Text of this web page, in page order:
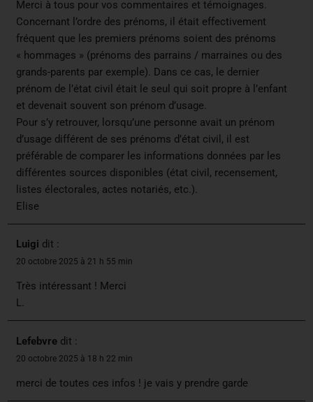
Merci à tous pour vos commentaires et témoignages.
Concernant l’ordre des prénoms, il était effectivement
fréquent que les premiers prénoms soient des prénoms
« hommages » (prénoms des parrains / marraines ou des
grands-parents par exemple). Dans ce cas, le dernier
prénom de l’état civil était le seul qui soit propre à l’enfant
et devenait souvent son prénom d’usage.
Pour s’y retrouver, lorsqu’une personne avait un prénom
d’usage différent de ses prénoms d’état civil, il est
préférable de comparer les informations données par les
différentes sources disponibles (état civil, recensement,
listes électorales, actes notariés, etc.).
Elise
Luigi dit :
20 octobre 2025 à 21 h 55 min
Très intéressant ! Merci
L.
Lefebvre dit :
20 octobre 2025 à 18 h 22 min
merci de toutes ces infos ! je vais y prendre garde